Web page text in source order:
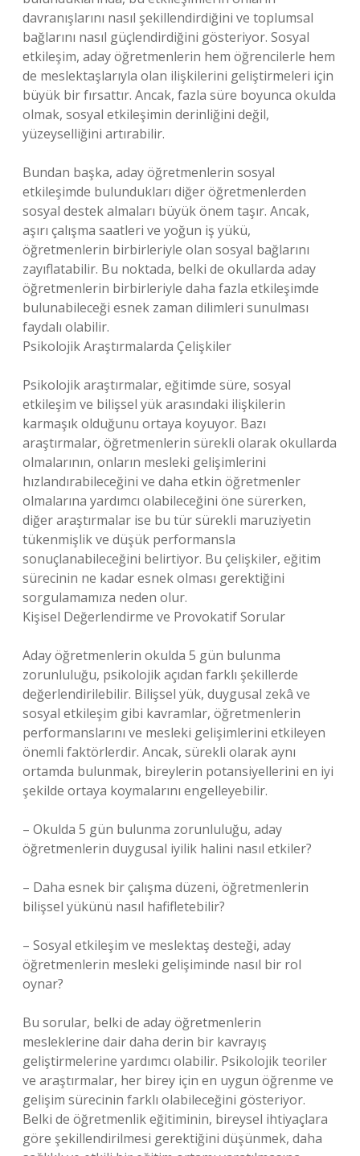
davranışlarını nasıl şekillendirdiğini ve toplumsal
bağlarını nasıl güçlendirdiğini gösteriyor. Sosyal
etkileşim, aday öğretmenlerin hem öğrencilerle hem
de meslektaşlarıyla olan ilişkilerini geliştirmeleri için
büyük bir fırsattır. Ancak, fazla süre boyunca okulda
olmak, sosyal etkileşimin derinliğini değil,
yüzeyselliğini artırabilir.
Bundan başka, aday öğretmenlerin sosyal
etkileşimde bulundukları diğer öğretmenlerden
sosyal destek almaları büyük önem taşır. Ancak,
aşırı çalışma saatleri ve yoğun iş yükü,
öğretmenlerin birbirleriyle olan sosyal bağlarını
zayıflatabilir. Bu noktada, belki de okullarda aday
öğretmenlerin birbirleriyle daha fazla etkileşimde
bulunabileceği esnek zaman dilimleri sunulması
faydalı olabilir.
Psikolojik Araştırmalarda Çelişkiler
Psikolojik araştırmalar, eğitimde süre, sosyal
etkileşim ve bilişsel yük arasındaki ilişkilerin
karmaşık olduğunu ortaya koyuyor. Bazı
araştırmalar, öğretmenlerin sürekli olarak okullarda
olmalarının, onların mesleki gelişimlerini
hızlandırabileceğini ve daha etkin öğretmenler
olmalarına yardımcı olabileceğini öne sürerken,
diğer araştırmalar ise bu tür sürekli maruziyetin
tükenmişlik ve düşük performansla
sonuçlanabileceğini belirtiyor. Bu çelişkiler, eğitim
sürecinin ne kadar esnek olması gerektiğini
sorgulamamıza neden olur.
Kişisel Değerlendirme ve Provokatif Sorular
Aday öğretmenlerin okulda 5 gün bulunma
zorunluluğu, psikolojik açıdan farklı şekillerde
değerlendirilebilir. Bilişsel yük, duygusal zekâ ve
sosyal etkileşim gibi kavramlar, öğretmenlerin
performanslarını ve mesleki gelişimlerini etkileyen
önemli faktörlerdir. Ancak, sürekli olarak aynı
ortamda bulunmak, bireylerin potansiyellerini en iyi
şekilde ortaya koymalarını engelleyebilir.
– Okulda 5 gün bulunma zorunluluğu, aday
öğretmenlerin duygusal iyilik halini nasıl etkiler?
– Daha esnek bir çalışma düzeni, öğretmenlerin
bilişsel yükünü nasıl hafifletebilir?
– Sosyal etkileşim ve meslektaş desteği, aday
öğretmenlerin mesleki gelişiminde nasıl bir rol
oynar?
Bu sorular, belki de aday öğretmenlerin
mesleklerine dair daha derin bir kavrayış
geliştirmelerine yardımcı olabilir. Psikolojik teoriler
ve araştırmalar, her birey için en uygun öğrenme ve
gelişim sürecinin farklı olabileceğini gösteriyor.
Belki de öğretmenlik eğitiminin, bireysel ihtiyaçlara
göre şekillendirilmesi gerektiğini düşünmek, daha